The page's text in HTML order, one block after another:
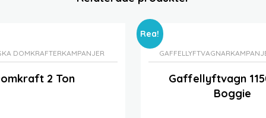
DOMKRAFTERKAMPANJER
2 Ton
Rea!
GAFFELLYFTVAGNAR
Gaffellyftvagn
Boggie